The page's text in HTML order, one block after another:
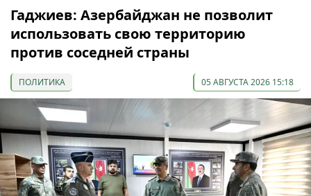
Гаджиев: Азербайджан не позволит
использовать свою территорию
против соседней страны
ПОЛИТИКА 05 АВГУСТА 2026 15:18